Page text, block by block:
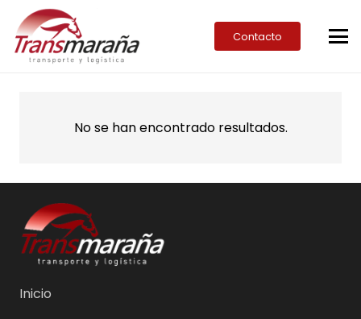
Contacto
No se han encontrado resultados.
Inicio